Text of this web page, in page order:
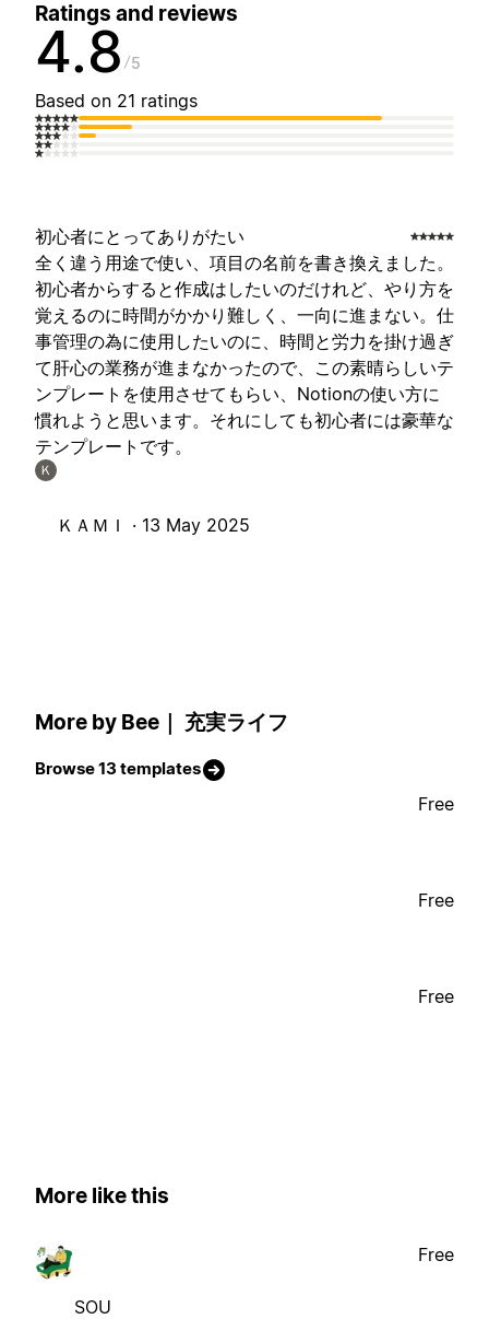
Ratings and reviews
4.8 5
Based on 21 ratings
初心者にとってありがたい
全く違う用途で使い、項目の名前を書き換えました。
初心者からすると作成はしたいのだけれど、やり方を
覚えるのに時間がかかり難しく、一向に進まない。仕
事管理の為に使用したいのに、時間と労力を掛け過ぎ
て肝心の業務が進まなかったので、この素晴らしいテ
ンプレートを使用させてもらい、Notionの使い方に
慣れようと思います。それにしても初心者には豪華な
テンプレートです。
Ｋ
ＫＡＭＩ · 13 May 2025
More by Bee｜ 充実ライフ
Browse 13 templates
Free
Free
Free
More like this
SOU
Free